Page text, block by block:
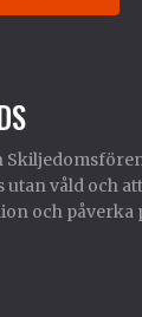
våld och
och påverka